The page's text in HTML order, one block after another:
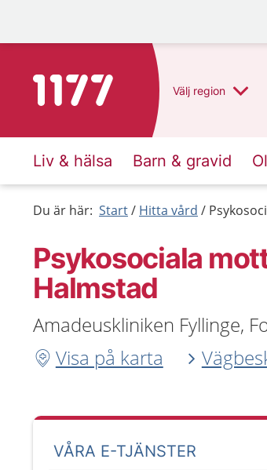
Till startsidan för 1177 Välj region
Liv & hälsa Barn & gravid
Du är här: Start Hitta vård
Psykosociala
Halmstad
Amadeuskliniken Fyllinge,
Visa på karta
VÅRA E-TJÄNSTER